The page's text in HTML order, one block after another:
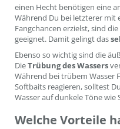
einen Hecht benötigen eine
Während Du bei letzterer mit
Fangchancen erzielst, sind
geeignet. Damit gelingt das
Ebenso so wichtig sind die
DieTrübung des Wassers
Während bei trübem Wasser
Softbaits reagieren, solltest
Wasser auf dunkele Töne
Welche Vorteile